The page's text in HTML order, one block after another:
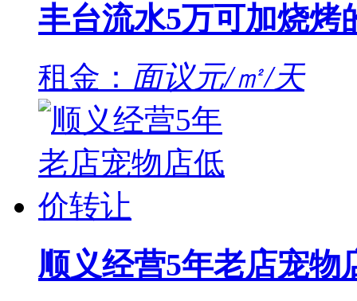
丰台流水5万可加烧烤
租金： 面议元/㎡/天
顺义经营5年老店宠物